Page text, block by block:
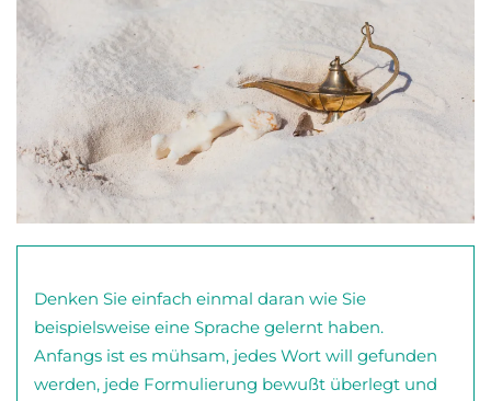
Denken Sie einfach einmal daran wie Sie
beispielsweise eine Sprache gelernt haben.
Anfangs ist es mühsam, jedes Wort will gefunden
werden, jede Formulierung bewußt überlegt und